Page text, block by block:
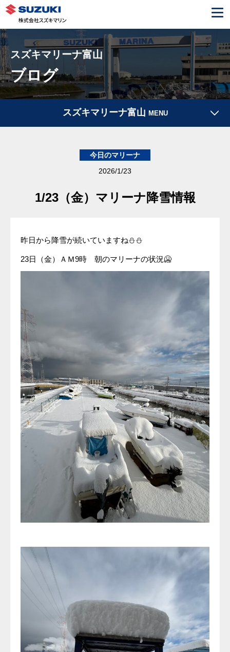
スズキマリーナ富山
ブログ
スズキマリーナ富山 MENU
今日のマリーナ
2026/1/23
1/23（金）マリーナ降雪情報
昨日から降雪が続いていますね⛄⛄
23日（金）ＡＭ9時 朝のマリーナの状況🥶